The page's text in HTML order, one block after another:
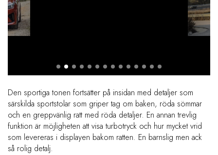
Den sportiga tonen fortsätter på insidan med detaljer som
särskilda sportstolar som griper tag om baken, röda sömmar
och en greppvänlig ratt med röda detaljer. En annan trevlig
funktion är möjligheten att visa turbotryck och hur mycket vrid
som levereras i displayen bakom ratten. En barnslig men ack
så rolig detalj.